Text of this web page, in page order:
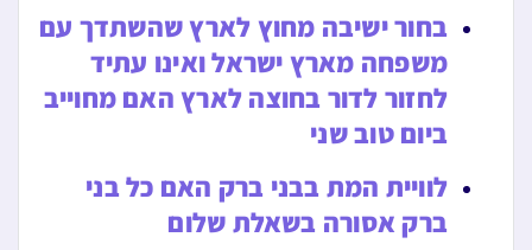
בחור ישיבה מחוץ לארץ שהשתדך עם
משפחה מארץ ישראל ואינו עתיד
לחזור לדור בחוצה לארץ האם מחוייב
ביום טוב שני
לוויית המת בבני ברק האם כל בני
ברק אסורה בשאלת שלום